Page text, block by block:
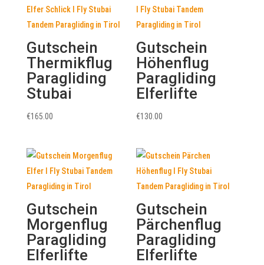
Gutschein
Thermikflug
Paragliding
Stubai
€165.00
Gutschein
Höhenflug
Paragliding
Elferlifte
€130.00
Gutschein
Morgenflug
Paragliding
Elferlifte
Gutschein
Pärchenflug
Paragliding
Elferlifte